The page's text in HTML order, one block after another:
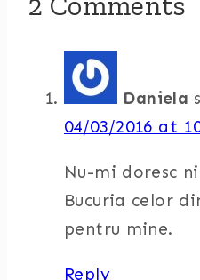
Daniela
04/03/2016 at
Nu-mi doresc
Bucuria celor
pentru mine.
Reply